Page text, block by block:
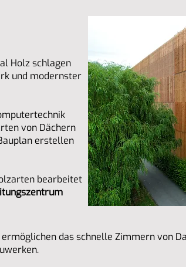
Holz schlagen
und modernster
von Dächern
erstellen
bearbeitet
das schnelle Zimmern von